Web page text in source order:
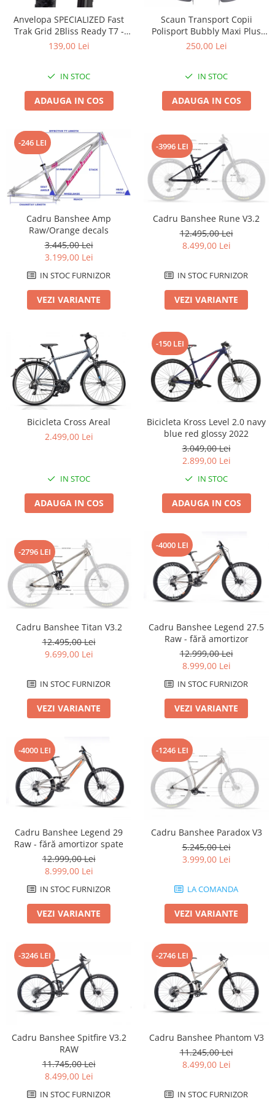
Camere
Cuvete (headset)
Frâne pe jantă
Plăcuțe frână
Piese frâne
Frâne pe disc
Furci fixe
Piese furci
Furci cu suspensie
Ghidaje și întinzătoare lanț
Ghidoane și atașabile
Jante
Lanțuri
Za conectare rapidă
Manete frână
Manete combo
Piese manete
Manete schimbător
Manșoane și ghidolină
Ghidolină
Accesorii
Pinioane
Pipe
Roți spate
Set roți
Accesorii roți
Roți față
Schimbătoare spate
Tije sa
Tije telescopice
Coliere tije șa
Manete tije telescopice
Piese tije sa
Tije fixe
Tubeless și soluții anti-pană
Arcuri
Groupset
Pompe
Produse întreținere
Scule și dispozitive
Sisteme antifurt
Sonerii
Suporți și portbagaje auto
Încălțăminte
Anvelopa SPECIALIZED Fast
Trak Grid 2Bliss Ready T7 -
29x2.35 Black - Tubeless
139,00 Lei
IN STOC
ADAUGA IN COS
Scaun Transport Copii
Polisport Bubbly Maxi Plus
CFS PRINDERE pe PORTBAGAJ
250,00 Lei
IN STOC
ADAUGA IN COS
-246 LEI
Cadru Banshee Amp
Raw/Orange decals
3.445,00 Lei
3.199,00 Lei
IN STOC FURNIZOR
VEZI VARIANTE
-3996 LEI
Cadru Banshee Rune V3.2
12.495,00 Lei
8.499,00 Lei
IN STOC FURNIZOR
VEZI VARIANTE
Bicicleta Cross Areal
2.499,00 Lei
IN STOC
ADAUGA IN COS
-150 LEI
Bicicleta Kross Level 2.0 navy
blue red glossy 2022
3.049,00 Lei
2.899,00 Lei
IN STOC
ADAUGA IN COS
-2796 LEI
Cadru Banshee Titan V3.2
12.495,00 Lei
9.699,00 Lei
IN STOC FURNIZOR
VEZI VARIANTE
-4000 LEI
Cadru Banshee Legend 27.5
Raw - fără amortizor
12.999,00 Lei
8.999,00 Lei
IN STOC FURNIZOR
VEZI VARIANTE
-4000 LEI
Cadru Banshee Legend 29
Raw - fără amortizor spate
12.999,00 Lei
8.999,00 Lei
IN STOC FURNIZOR
VEZI VARIANTE
-1246 LEI
Cadru Banshee Paradox V3
5.245,00 Lei
3.999,00 Lei
LA COMANDA
VEZI VARIANTE
-3246 LEI
Cadru Banshee Spitfire V3.2
RAW
11.745,00 Lei
8.499,00 Lei
IN STOC FURNIZOR
-2746 LEI
Cadru Banshee Phantom V3
11.245,00 Lei
8.499,00 Lei
IN STOC FURNIZOR